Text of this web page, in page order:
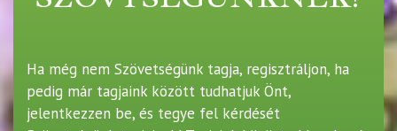
Ha még nem Szövetségünk tagja, regisztráljon, ha
pedig már tagjaink között tudhatjuk Önt,
jelentkezzen be, és tegye fel kérdését